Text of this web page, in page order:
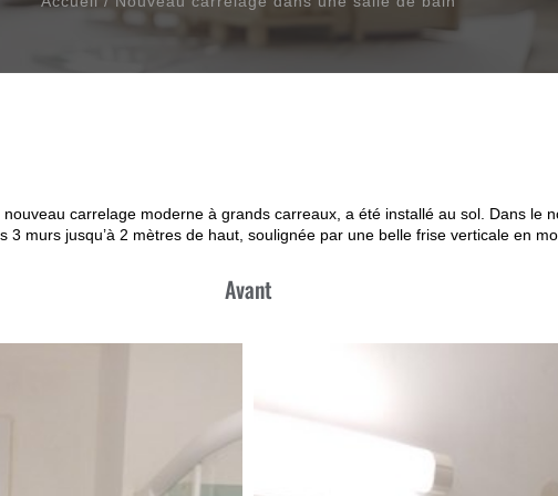
carrelage moderne à grands carreaux, a été installé au sol. Dans le
murs jusqu’à 2 mètres de haut, soulignée par une belle frise verticale en
Avant